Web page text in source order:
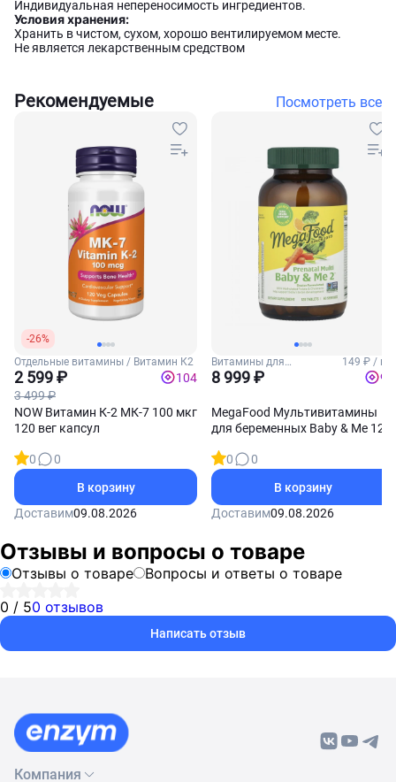
Индивидуальная непереносимость ингредиентов.
Условия хранения:
Хранить в чистом, сухом, хорошо вентилируемом месте.
Не является лекарственным средством
Рекомендуемые Посмотреть все
-26%
Отдельные витамины / Витамин К2
2 599 ₽
3 499 ₽
104
NOW Витамин К-2 МК-7 100 мкг
120 вег капсул
0
0
В корзину
Доставим09.08.2026
Витамины для
беременных
149 ₽ / шт
8 999 ₽ 90
MegaFood Мультивитамины
для беременных Baby & Me 120
0
0
В корзину
Доставим09.08.2026
Отзывы и вопросы о товаре
Отзывы о товаре
Вопросы и ответы о товаре
0 / 50 отзывов
Написать отзыв
Компания